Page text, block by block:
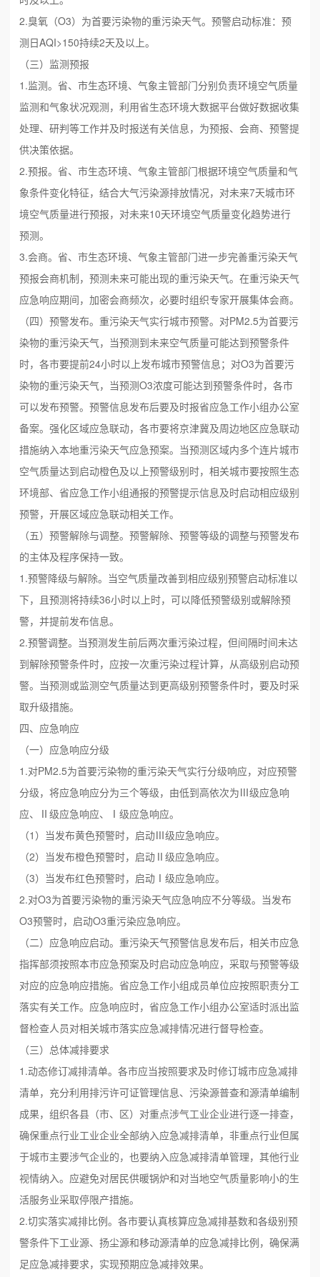
2.臭氧（O3）为首要污染物的重污染天气。预警启动标准：预
测日AQI>150持续2天及以上。
（三）监测预报
1.监测。省、市生态环境、气象主管部门分别负责环境空气质量
监测和气象状况观测，利用省生态环境大数据平台做好数据收集
处理、研判等工作并及时报送有关信息，为预报、会商、预警提
供决策依据。
2.预报。省、市生态环境、气象主管部门根据环境空气质量和气
象条件变化特征，结合大气污染源排放情况，对未来7天城市环
境空气质量进行预报，对未来10天环境空气质量变化趋势进行
预测。
3.会商。省、市生态环境、气象主管部门进一步完善重污染天气
预报会商机制，预测未来可能出现的重污染天气。在重污染天气
应急响应期间，加密会商频次，必要时组织专家开展集体会商。
（四）预警发布。重污染天气实行城市预警。对PM2.5为首要污
染物的重污染天气，当预测到未来空气质量可能达到预警条件
时，各市要提前24小时以上发布城市预警信息；对O3为首要污
染物的重污染天气，当预测O3浓度可能达到预警条件时，各市
可以发布预警。预警信息发布后要及时报省应急工作小组办公室
备案。强化区域应急联动，各市要将京津冀及周边地区应急联动
措施纳入本地重污染天气应急预案。当预测区域内多个连片城市
空气质量达到启动橙色及以上预警级别时，相关城市要按照生态
环境部、省应急工作小组通报的预警提示信息及时启动相应级别
预警，开展区域应急联动相关工作。
（五）预警解除与调整。预警解除、预警等级的调整与预警发布
的主体及程序保持一致。
1.预警降级与解除。当空气质量改善到相应级别预警启动标准以
下，且预测将持续36小时以上时，可以降低预警级别或解除预
警，并提前发布信息。
2.预警调整。当预测发生前后两次重污染过程，但间隔时间未达
到解除预警条件时，应按一次重污染过程计算，从高级别启动预
警。当预测或监测空气质量达到更高级别预警条件时，要及时采
取升级措施。
四、应急响应
（一）应急响应分级
1.对PM2.5为首要污染物的重污染天气实行分级响应，对应预警
分级，将应急响应分为三个等级，由低到高依次为Ⅲ级应急响
应、Ⅱ级应急响应、Ⅰ级应急响应。
（1）当发布黄色预警时，启动Ⅲ级应急响应。
（2）当发布橙色预警时，启动Ⅱ级应急响应。
（3）当发布红色预警时，启动Ⅰ级应急响应。
2.对O3为首要污染物的重污染天气应急响应不分等级。当发布
O3预警时，启动O3重污染应急响应。
（二）应急响应启动。重污染天气预警信息发布后，相关市应急
指挥部须按照本市应急预案及时启动应急响应，采取与预警等级
对应的应急响应措施。省应急工作小组成员单位应按照职责分工
落实有关工作。应急响应时，省应急工作小组办公室适时派出监
督检查人员对相关城市落实应急减排情况进行督导检查。
（三）总体减排要求
1.动态修订减排清单。各市应当按照要求及时修订城市应急减排
清单，充分利用排污许可证管理信息、污染源普查和源清单编制
成果，组织各县（市、区）对重点涉气工业企业进行逐一排查，
确保重点行业工业企业全部纳入应急减排清单，非重点行业但属
于城市主要涉气企业的，也要纳入应急减排清单管理，其他行业
视情纳入。应避免对居民供暖锅炉和对当地空气质量影响小的生
活服务业采取停限产措施。
2.切实落实减排比例。各市要认真核算应急减排基数和各级别预
警条件下工业源、扬尘源和移动源清单的应急减排比例，确保满
足应急减排要求，实现预期应急减排效果。